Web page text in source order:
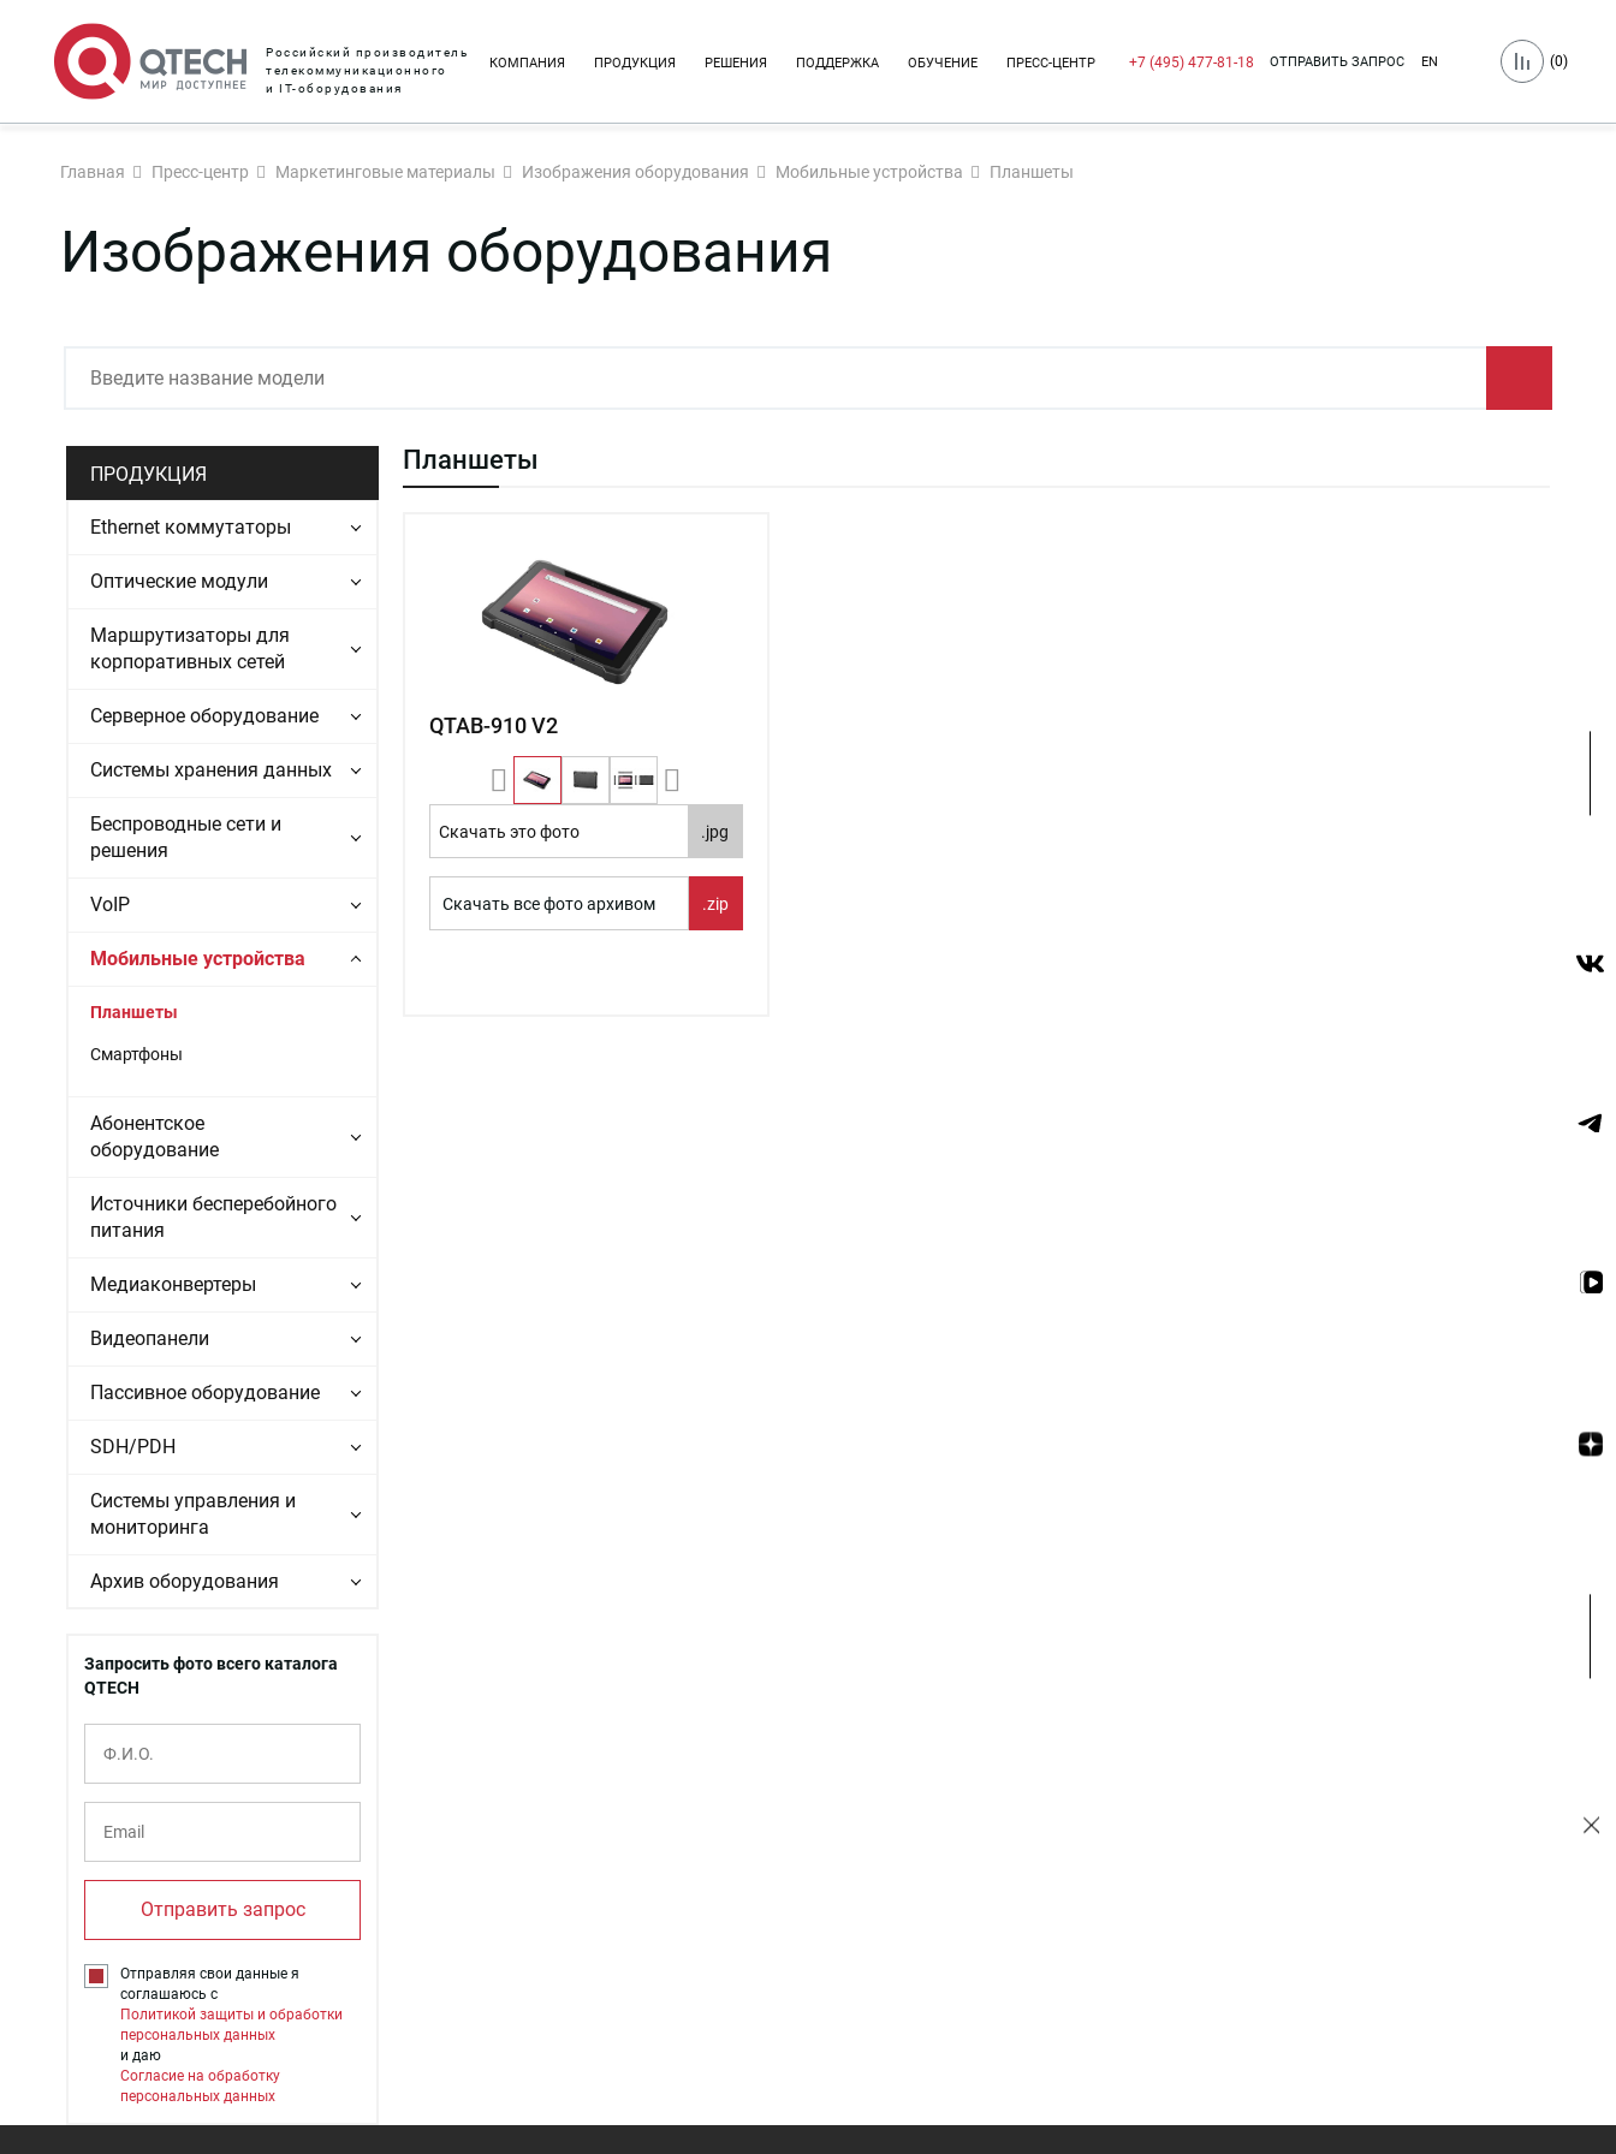
Российский производитель
телекоммуникационного
и IT-оборудования
КОМПАНИЯ ПРОДУКЦИЯ РЕШЕНИЯ ПОДДЕРЖКА ОБУЧЕНИЕ ПРЕСС-ЦЕНТР +7 (495) 477-81-18 ОТПРАВИТЬ ЗАПРОС EN (0)
Главная Пресс-центр Маркетинговые материалы Изображения оборудования Мобильные устройства Планшеты
Изображения оборудования
ПРОДУКЦИЯ
Ethernet коммутаторы
Оптические модули
Маршрутизаторы для
корпоративных сетей
Серверное оборудование
Системы хранения данных
Беспроводные сети и
решения
VoIP
Мобильные устройства
Планшеты
Смартфоны
Абонентское
оборудование
Источники бесперебойного
питания
Медиаконвертеры
Видеопанели
Пассивное оборудование
SDH/PDH
Системы управления и
мониторинга
Архив оборудования
Запросить фото всего каталога
QTECH
Отправить запрос
Отправляя свои данные я
соглашаюсь с
Политикой защиты и обработки
персональных данных
и даю
Согласие на обработку
персональных данных
Планшеты
QTAB-910 V2
Скачать это фото .jpg
Скачать все фото архивом .zip